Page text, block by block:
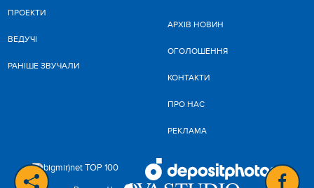
ПРОЕКТИ
ВЕДУЧІ
РАНІШЕ ЗВУЧАЛИ
АРХІВ НОВИН
ОГОЛОШЕННЯ
КОНТАКТИ
ПРО НАС
РЕКЛАМА